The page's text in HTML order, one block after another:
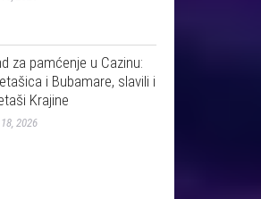
za pamćenje u Cazinu:
i Bubamare, slavili i
Krajine
2026